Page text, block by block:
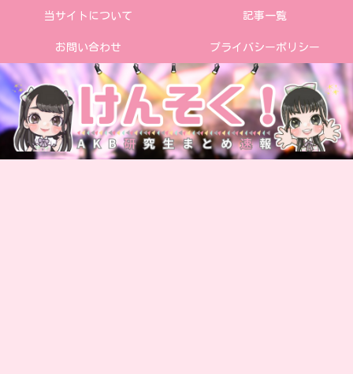
当サイトについて 記事一覧
お問い合わせ プライバシーポリシー